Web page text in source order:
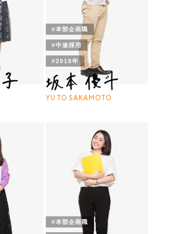
YUTO SAKAMOTO
#本部企画職
#中途採用
#2018年
#本部企画職